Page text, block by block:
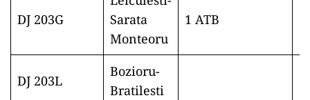
DJ 203G
Sarata
Monteoru
1 ATB
DJ 203L
Bozioru-
Bratilesti